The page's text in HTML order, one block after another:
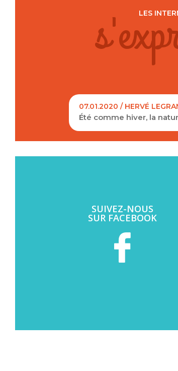
LES
07.01.2020 / HERVÉ
Été comme hiver, la
SUIVEZ-NOUS
SUR FACEBOOK